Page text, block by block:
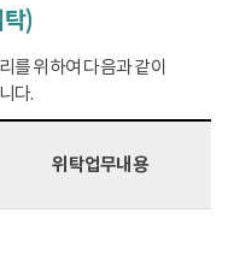
)
를 위하여 다음과 같이
다.
위탁업무내용